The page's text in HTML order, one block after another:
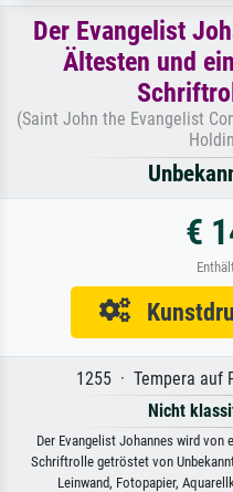
Der Evangelist
Ältesten und
(Saint John the Evangelist
€
1255 · Tempera auf
Nicht
Der Evangelist Johannes wird von
Schriftrolle getröstet von
Leinwand, Fotopapier,